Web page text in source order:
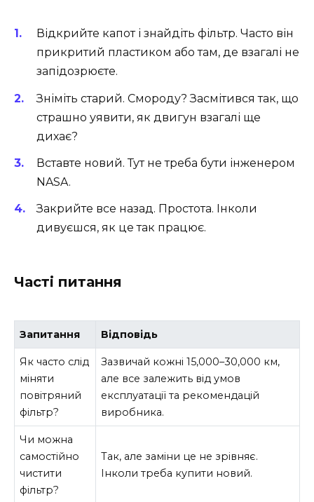
Відкрийте капот і знайдіть фільтр. Часто він
прикритий пластиком або там, де взагалі не
запідозрюєте.
Зніміть старий. Смороду? Засмітився так, що
страшно уявити, як двигун взагалі ще
дихає?
Вставте новий. Тут не треба бути інженером
NASA.
Закрийте все назад. Простота. Інколи
дивуєшся, як це так працює.
Часті питання
Запитання Відповідь
Як часто слід
міняти
повітряний
фільтр?
Зазвичай кожні 15,000–30,000 км,
але все залежить від умов
експлуатації та рекомендацій
виробника.
Чи можна
самостійно
чистити
фільтр?
Так, але заміни це не зрівняє.
Інколи треба купити новий.